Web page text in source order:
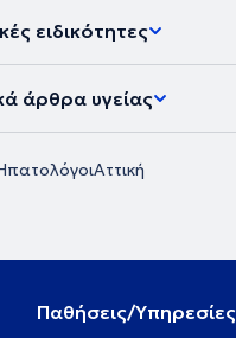
ειδικότητες
άρθρα υγείας
Αττική
Παθήσεις/Υπηρεσίες